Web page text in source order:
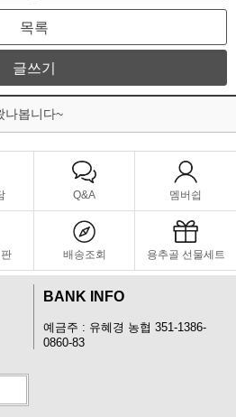
목록
글쓰기
나봅니다~
Q&A 멤버쉽
배송조회 용추골 선물세트
BANK INFO
예금주 : 유혜경 농협 351-1386-
0860-83